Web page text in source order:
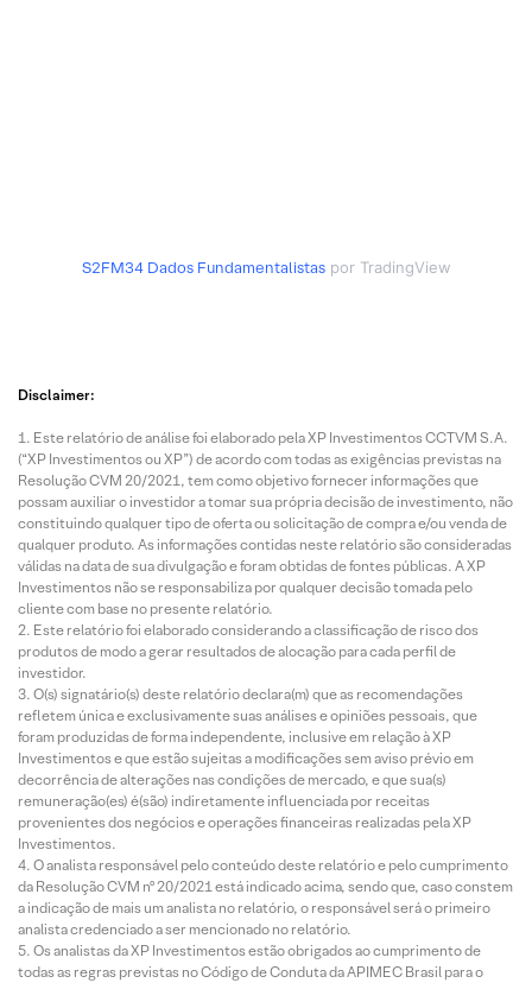
S2FM34Dados Fundamentalistaspor TradingView
Disclaimer:
Este relatório de análise foi elaborado pela XP Investimentos CCTVM S.A.
(“XP Investimentos ou XP”) de acordo com todas as exigências previstas na
Resolução CVM 20/2021, tem como objetivo fornecer informações que
possam auxiliar o investidor a tomar sua própria decisão de investimento, não
constituindo qualquer tipo de oferta ou solicitação de compra e/ou venda de
qualquer produto. As informações contidas neste relatório são consideradas
válidas na data de sua divulgação e foram obtidas de fontes públicas. A XP
Investimentos não se responsabiliza por qualquer decisão tomada pelo
cliente com base no presente relatório.
Este relatório foi elaborado considerando a classificação de risco dos
produtos de modo a gerar resultados de alocação para cada perfil de
investidor.
O(s) signatário(s) deste relatório declara(m) que as recomendações
refletem única e exclusivamente suas análises e opiniões pessoais, que
foram produzidas de forma independente, inclusive em relação à XP
Investimentos e que estão sujeitas a modificações sem aviso prévio em
decorrência de alterações nas condições de mercado, e que sua(s)
remuneração(es) é(são) indiretamente influenciada por receitas
provenientes dos negócios e operações financeiras realizadas pela XP
Investimentos.
O analista responsável pelo conteúdo deste relatório e pelo cumprimento
da Resolução CVM nº 20/2021 está indicado acima, sendo que, caso constem
a indicação de mais um analista no relatório, o responsável será o primeiro
analista credenciado a ser mencionado no relatório.
Os analistas da XP Investimentos estão obrigados ao cumprimento de
todas as regras previstas no Código de Conduta da APIMEC Brasil para o